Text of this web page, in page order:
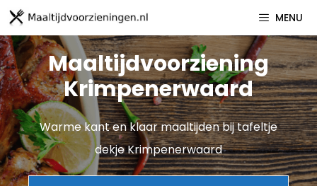
Spring
naar
inhoud
MENU
Maaltijdvoorziening
Krimpenerwaard
Warme kant en klaar maaltijden bij tafeltje
dekje Krimpenerwaard